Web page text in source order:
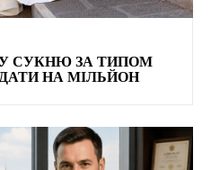
СУКНЮ ЗА ТИПОМ
НА МІЛЬЙОН